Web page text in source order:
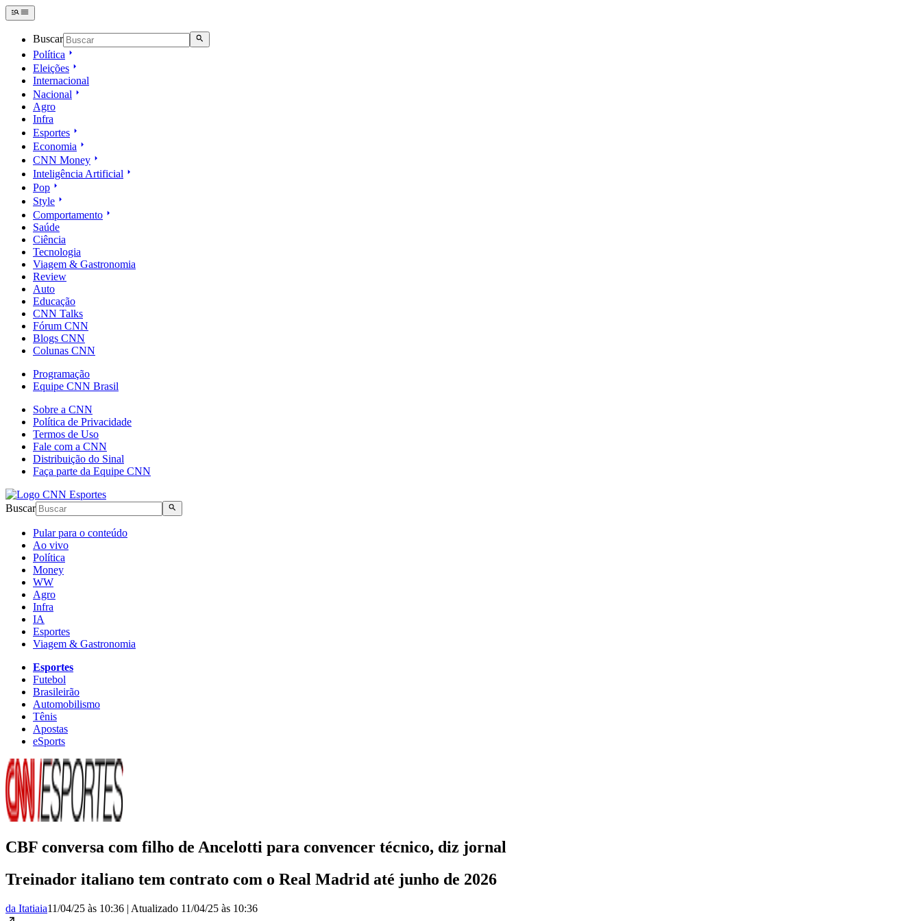
Buscar
Política
Eleições
Internacional
Nacional
Agro
Infra
Esportes
Economia
CNN Money
Inteligência Artificial
Pop
Style
Comportamento
Saúde
Ciência
Tecnologia
Viagem & Gastronomia
Review
Auto
Educação
CNN Talks
Fórum CNN
Blogs CNN
Colunas CNN
Programação
Equipe CNN Brasil
Sobre a CNN
Política de Privacidade
Termos de Uso
Fale com a CNN
Distribuição do Sinal
Faça parte da Equipe CNN
Buscar
Pular para o conteúdo
Ao vivo
Política
Money
WW
Agro
Infra
IA
Esportes
Viagem & Gastronomia
Esportes
Futebol
Brasileirão
Automobilismo
Tênis
Apostas
eSports
CBF conversa com filho de Ancelotti para convencer técnico, diz jornal
Treinador italiano tem contrato com o Real Madrid até junho de 2026
da Itatiaia11/04/25 às 10:36 | Atualizado 11/04/25 às 10:36